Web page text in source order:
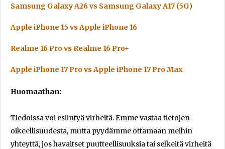
Samsung Galaxy A26 vs Samsung Galaxy A17 (5G)
Apple iPhone 15 vs Apple iPhone 16
Realme 16 Pro vs Realme 16 Pro+
Apple iPhone 17 Pro vs Apple iPhone 17 Pro Max
Huomaathan:
Tiedoissa voi esiintyä virheitä. Emme vastaa tietojen
oikeellisuudesta, mutta pyydämme ottamaan meihin
yhteyttä, jos havaitset puutteellisuuksia tai selkeitä virheitä